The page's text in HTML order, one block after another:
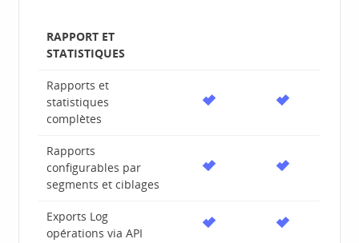
RAPPORT ET
STATISTIQUES
Rapports et
statistiques
complètes
Rapports
configurables par
segments et ciblages
Exports Log
opérations via API